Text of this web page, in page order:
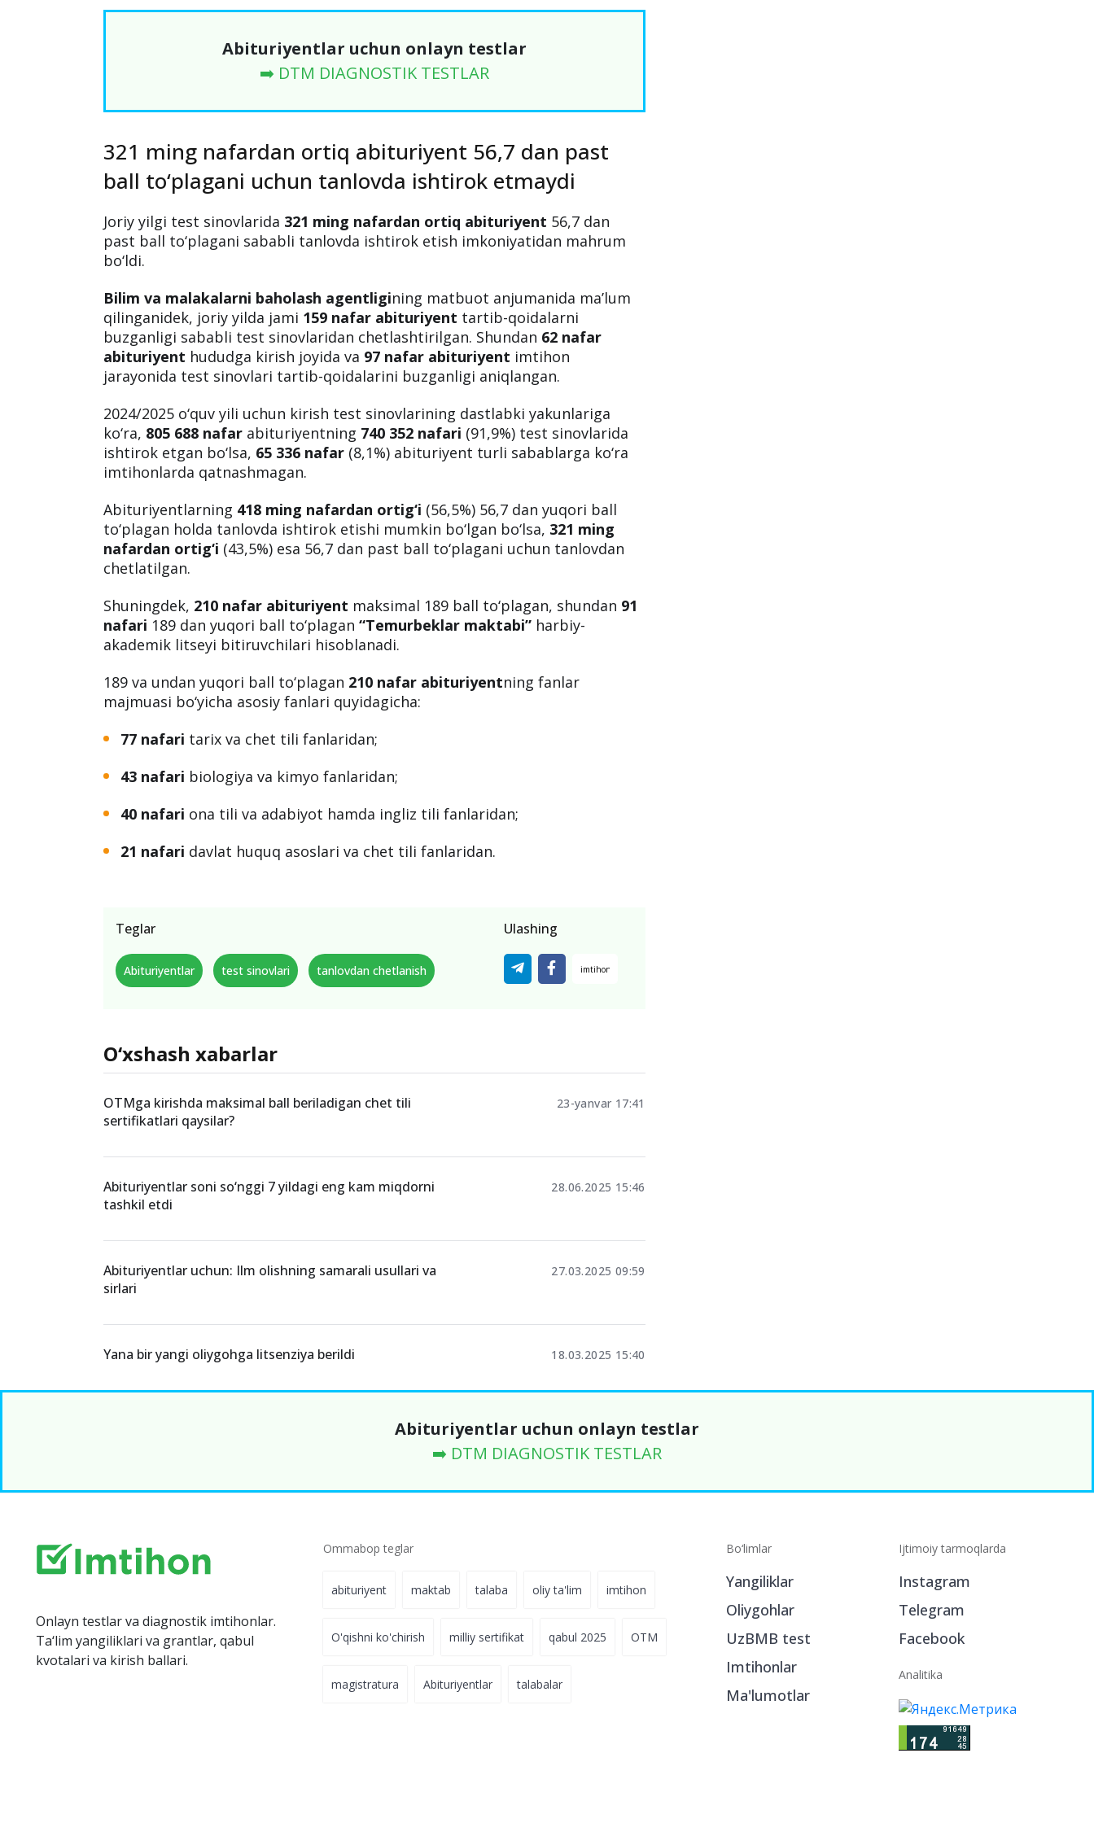
Abituriyentlar uchun onlayn testlar
➡️ DTM DIAGNOSTIK TESTLAR
321 ming nafardan ortiq abituriyent 56,7 dan past
ball to‘plagani uchun tanlovda ishtirok etmaydi
Joriy yilgi test sinovlarida 321 ming nafardan ortiq abituriyent 56,7 dan
past ball to‘plagani sababli tanlovda ishtirok etish imkoniyatidan mahrum
bo‘ldi.
Bilim va malakalarni baholash agentligining matbuot anjumanida ma’lum
qilinganidek, joriy yilda jami 159 nafar abituriyent tartib-qoidalarni
buzganligi sababli test sinovlaridan chetlashtirilgan. Shundan 62 nafar
abituriyent hududga kirish joyida va 97 nafar abituriyent imtihon
jarayonida test sinovlari tartib-qoidalarini buzganligi aniqlangan.
2024/2025 o‘quv yili uchun kirish test sinovlarining dastlabki yakunlariga
ko‘ra, 805 688 nafar abituriyentning 740 352 nafari (91,9%) test sinovlarida
ishtirok etgan bo‘lsa, 65 336 nafar (8,1%) abituriyent turli sabablarga ko‘ra
imtihonlarda qatnashmagan.
Abituriyentlarning 418 ming nafardan ortig‘i (56,5%) 56,7 dan yuqori ball
to‘plagan holda tanlovda ishtirok etishi mumkin bo‘lgan bo‘lsa, 321 ming
nafardan ortig‘i (43,5%) esa 56,7 dan past ball to‘plagani uchun tanlovdan
chetlatilgan.
Shuningdek, 210 nafar abituriyent maksimal 189 ball to‘plagan, shundan 91
nafari 189 dan yuqori ball to‘plagan“Temurbeklar maktabi” harbiy-
akademik litseyi bitiruvchilari hisoblanadi.
189 va undan yuqori ball to‘plagan 210 nafar abituriyentning fanlar
majmuasi bo‘yicha asosiy fanlari quyidagicha:
77 nafari tarix va chet tili fanlaridan;
43 nafari biologiya va kimyo fanlaridan;
40 nafari ona tili va adabiyot hamda ingliz tili fanlaridan;
21 nafari davlat huquq asoslari va chet tili fanlaridan.
Teglar
Abituriyentlar test sinovlari tanlovdan chetlanish
Ulashing
O‘xshash xabarlar
OTMga kirishda maksimal ball beriladigan chet tili
sertifikatlari qaysilar?
23-yanvar 17:41
Abituriyentlar soni so‘nggi 7 yildagi eng kam miqdorni
tashkil etdi
28.06.2025 15:46
Abituriyentlar uchun: Ilm olishning samarali usullari va
sirlari
27.03.2025 09:59
Yana bir yangi oliygohga litsenziya berildi 18.03.2025 15:40
Abituriyentlar uchun onlayn testlar
➡️ DTM DIAGNOSTIK TESTLAR
Onlayn testlar va diagnostik imtihonlar.
Ta‘lim yangiliklari va grantlar, qabul
kvotalari va kirish ballari.
Ommabop teglar
abituriyent maktab talaba oliy ta'lim imtihon
O'qishni ko'chirish milliy sertifikat qabul 2025 OTM
magistratura Abituriyentlar talabalar
Bo‘limlar
Yangiliklar
Oliygohlar
UzBMB test
Imtihonlar
Ma'lumotlar
Ijtimoiy tarmoqlarda
Instagram
Telegram
Facebook
Analitika